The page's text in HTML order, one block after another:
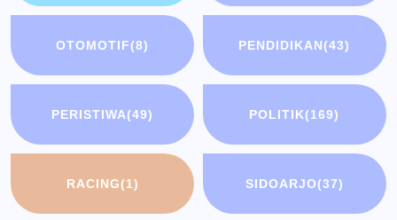
OTOMOTIF(8) PENDIDIKAN(43)
PERISTIWA(49) POLITIK(169)
RACING(1) SIDOARJO(37)